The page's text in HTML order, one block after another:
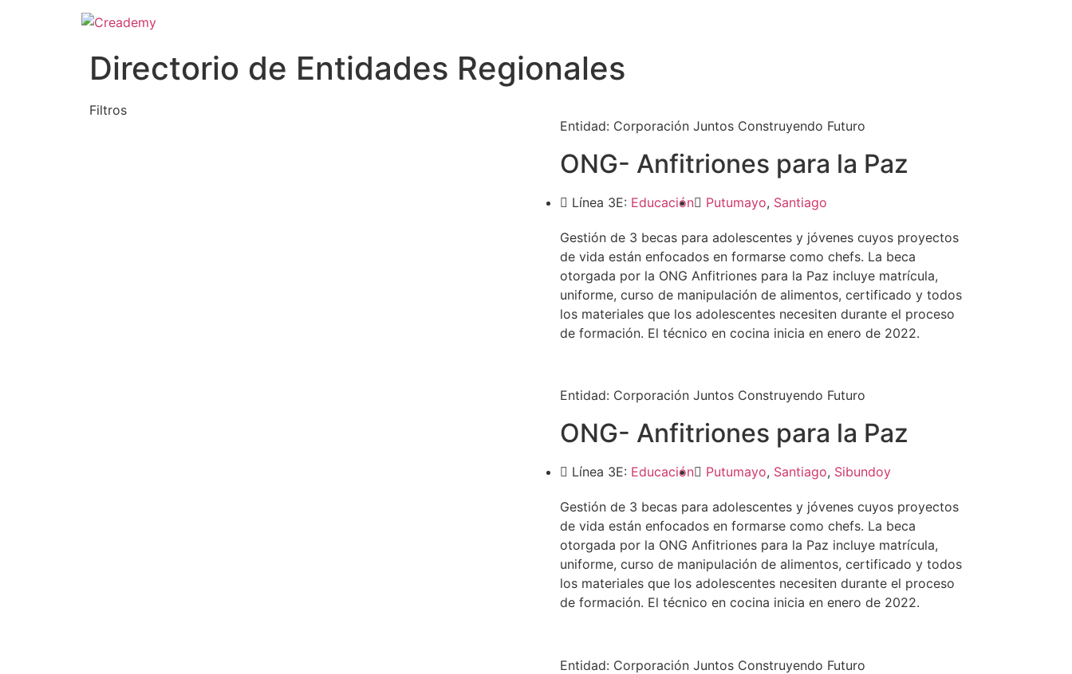
Directorio de Entidades Regionales
Filtros
Entidad: Corporación Juntos Construyendo Futuro
ONG- Anfitriones para la Paz
Línea 3E: Educación Putumayo, Santiago
Gestión de 3 becas para adolescentes y jóvenes cuyos proyectos
de vida están enfocados en formarse como chefs. La beca
otorgada por la ONG Anfitriones para la Paz incluye matrícula,
uniforme, curso de manipulación de alimentos, certificado y todos
los materiales que los adolescentes necesiten durante el proceso
de formación. El técnico en cocina inicia en enero de 2022.
Entidad: Corporación Juntos Construyendo Futuro
ONG- Anfitriones para la Paz
Línea 3E: Educación Putumayo, Santiago, Sibundoy
Gestión de 3 becas para adolescentes y jóvenes cuyos proyectos
de vida están enfocados en formarse como chefs. La beca
otorgada por la ONG Anfitriones para la Paz incluye matrícula,
uniforme, curso de manipulación de alimentos, certificado y todos
los materiales que los adolescentes necesiten durante el proceso
de formación. El técnico en cocina inicia en enero de 2022.
Entidad: Corporación Juntos Construyendo Futuro